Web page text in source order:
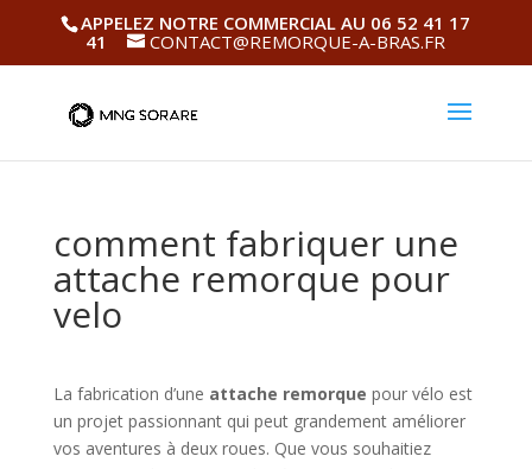
APPELEZ NOTRE COMMERCIAL AU 06 52 41 17
41
CONTACT@REMORQUE-A-BRAS.FR
comment fabriquer une
attache remorque pour
velo
La fabrication d’une attache remorque pour vélo est
un projet passionnant qui peut grandement améliorer
vos aventures à deux roues. Que vous souhaitiez